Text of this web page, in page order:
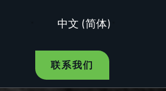
中文 (简体)
联系我们